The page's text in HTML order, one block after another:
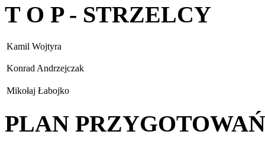
T O P - STRZELCY
Kamil Wojtyra
Konrad Andrzejczak
Mikołaj Łabojko
PLAN PRZYGOTOWAŃ